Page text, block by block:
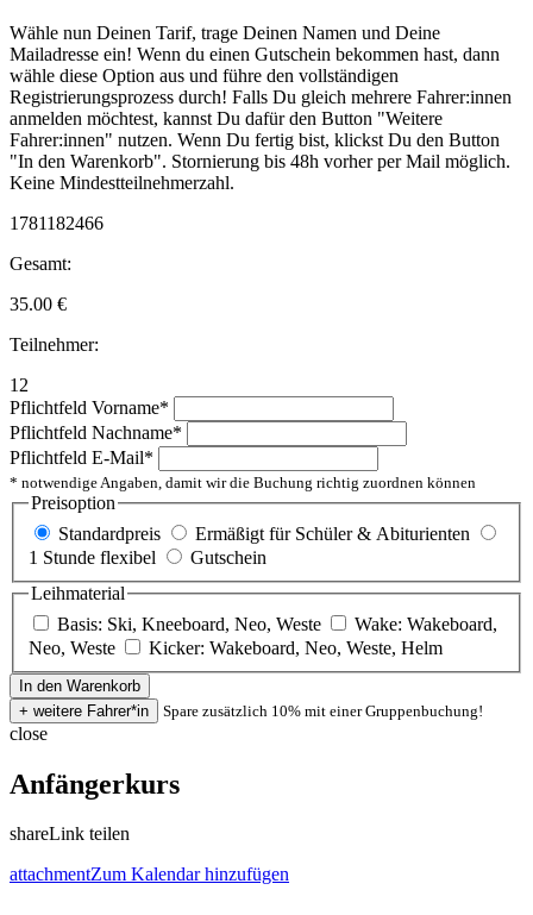
Wähle nun Deinen Tarif, trage Deinen Namen und Deine
Mailadresse ein! Wenn du einen Gutschein bekommen hast, dann
wähle diese Option aus und führe den vollständigen
Registrierungsprozess durch! Falls Du gleich mehrere Fahrer:innen
anmelden möchtest, kannst Du dafür den Button "Weitere
Fahrer:innen" nutzen. Wenn Du fertig bist, klickst Du den Button
"In den Warenkorb". Stornierung bis 48h vorher per Mail möglich.
Keine Mindestteilnehmerzahl.
1781182466
Gesamt:
35.00 €
Teilnehmer:
12
Pflichtfeld Vorname*
Pflichtfeld Nachname*
Pflichtfeld E-Mail*
* notwendige Angaben, damit wir die Buchung richtig zuordnen können
Preisoption
Standardpreis
Ermäßigt für Schüler & Abiturienten
1 Stunde flexibel
Gutschein
Leihmaterial
Basis: Ski, Kneeboard, Neo, Weste
Wake: Wakeboard,
Neo, Weste
Kicker: Wakeboard, Neo, Weste, Helm
Spare zusätzlich 10% mit einer Gruppenbuchung!
close
Anfängerkurs
shareLink teilen
attachmentZum Kalendar hinzufügen